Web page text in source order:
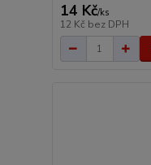
14 Kč/ks
12 Kč bez DPH